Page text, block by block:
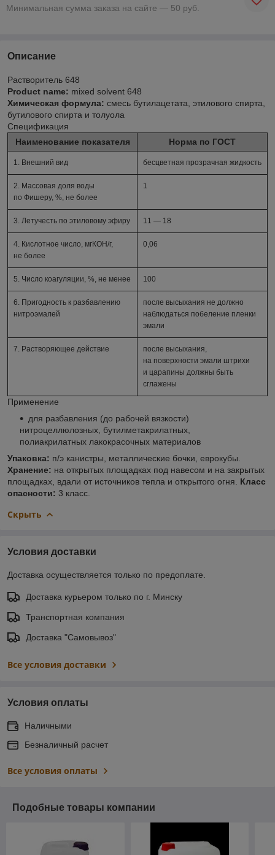
Минимальная сумма заказа на сайте — 50 руб.
Описание
Растворитель 648
Product name: mixed solvent 648
Химическая формула: смесь бутилацетата, этилового спирта,
бутилового спирта и толуола
Спецификация
Наименование показателя
Норма по ГОСТ
1. Внешний вид бесцветная прозрачная жидкость
2. Массовая доля воды
по Фишеру, %, не более
1
3. Летучесть по этиловому эфиру 11 — 18
4. Кислотное число, мгКОН/г,
не более
0,06
5. Число коагуляции, %, не менее 100
6. Пригодность к разбавлению
нитроэмалей
после высыхания не должно
наблюдаться побеление пленки
эмали
7. Растворяющее действие
после высыхания,
на поверхности эмали штрихи
и царапины должны быть
сглажены
Применение
для разбавления (до рабочей вязкости)
нитроцеллюлозных, бутилметакрилатных,
полиакрилатных лакокрасочных материалов
Упаковка: п/э канистры, металлические бочки, еврокубы.
Хранение: на открытых площадках под навесом и на закрытых
площадках, вдали от источников тепла и открытого огня. Класс
опасности: 3 класс.
Скрыть
Условия доставки
Доставка осуществляется только по предоплате.
Доставка курьером только по г. Минску
Транспортная компания
Доставка "Самовывоз"
Все условия доставки
Условия оплаты
Наличными
Безналичный расчет
Все условия оплаты
Подобные товары компании